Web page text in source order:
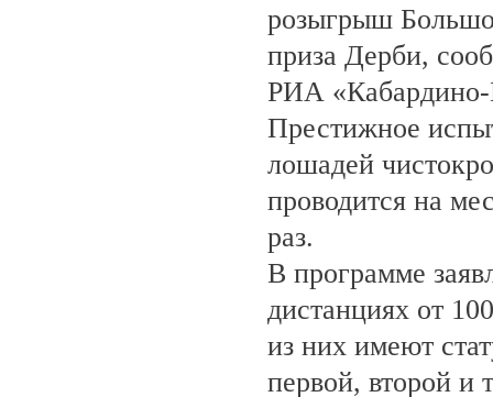
розыгрыш
приза Дерби,
РИА «Кабардино-
Престижное
лошадей
проводится на
раз.
В программе
дистанциях от
из них имеют
первой, второй и